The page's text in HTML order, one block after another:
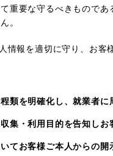
重要な守るべきもので
。
情報を適切に守り、お
類を明確化し、就業者
集・利用目的を告知し
てお客様ご本人からの